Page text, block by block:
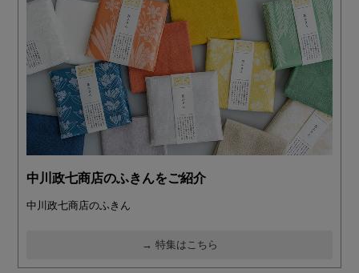
中川政七商店のふきんをご紹介
中川政七商店のふきん
→ 特集はこちら